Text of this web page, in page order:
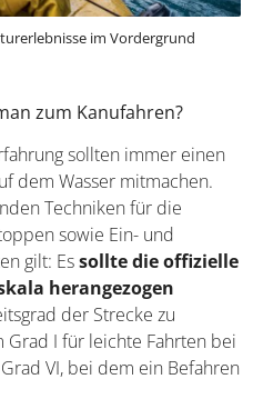
im Vordergrund
zum Kanufahren?
sollten immer
auf dem Wasser
grundlegenden Techniken
Stoppen sowie Ein-
gilt: Essollte die
Schwierigkeitsgrad der
reicht vom Grad I für
zum höchsten Grad VI,
gilt.